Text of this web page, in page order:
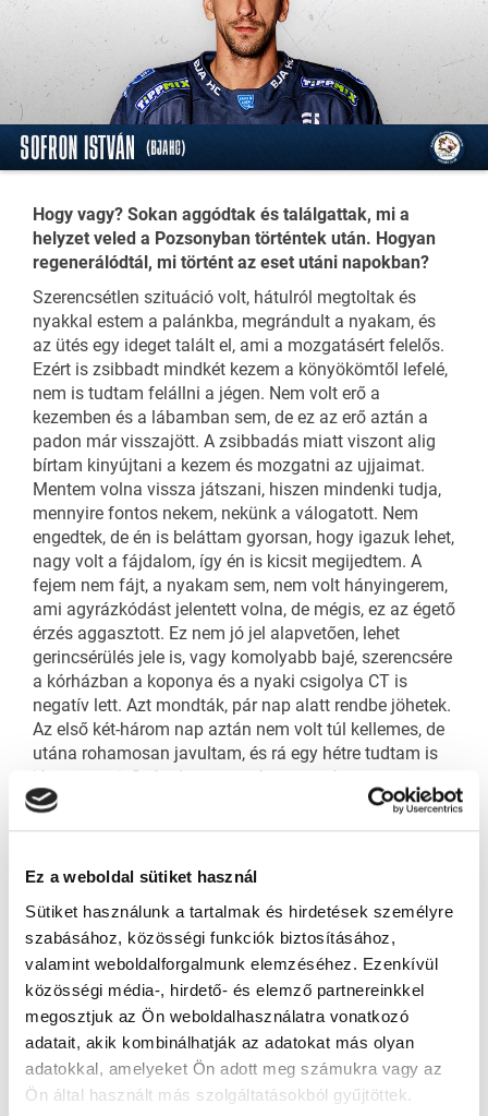
Ez a weboldal sütiket használ
Sütiket használunk a tartalmak és hirdetések személyre
szabásához, közösségi funkciók biztosításához,
valamint weboldalforgalmunk elemzéséhez. Ezenkívül
közösségi média-, hirdető- és elemző partnereinkkel
megosztjuk az Ön weboldalhasználatra vonatkozó
adatait, akik kombinálhatják az adatokat más olyan
adatokkal, amelyeket Ön adott meg számukra vagy az
Ön által használt más szolgáltatásokból gyűjtöttek.
Hogy vagy? Sokan aggódtak és találgattak, mi a
helyzet veled a Pozsonyban történtek után. Hogyan
regenerálódtál, mi történt az eset utáni napokban?
Szerencsétlen szituáció volt, hátulról megtoltak és
nyakkal estem a palánkba, megrándult a nyakam, és
az ütés egy ideget talált el, ami a mozgatásért felelős.
Ezért is zsibbadt mindkét kezem a könyökömtől lefelé,
nem is tudtam felállni a jégen. Nem volt erő a
kezemben és a lábamban sem, de ez az erő aztán a
padon már visszajött. A zsibbadás miatt viszont alig
bírtam kinyújtani a kezem és mozgatni az ujjaimat.
Mentem volna vissza játszani, hiszen mindenki tudja,
mennyire fontos nekem, nekünk a válogatott. Nem
engedtek, de én is beláttam gyorsan, hogy igazuk lehet,
nagy volt a fájdalom, így én is kicsit megijedtem. A
fejem nem fájt, a nyakam sem, nem volt hányingerem,
ami agyrázkódást jelentett volna, de mégis, ez az égető
érzés aggasztott. Ez nem jó jel alapvetően, lehet
gerincsérülés jele is, vagy komolyabb bajé, szerencsére
a kórházban a koponya és a nyaki csigolya CT is
negatív lett. Azt mondták, pár nap alatt rendbe jöhetek.
Az első két-három nap aztán nem volt túl kellemes, de
utána rohamosan javultam, és rá egy hétre tudtam is
jégre menni. Szóval szerencsésen megúsztam az
esetet.
A klubcsapatoddal gondolom, egyeztettél, mikor a
mindenképpen pihenjek, ne csináljak semmit, hogy
megnézzük, múlik-e a zsibbadás, és milyen tüneteim
vannak. Az első három nap után tényleg javult a
helyzet, aztán elkezdtem biciklizni, éreztem, hogy nem
erősödik a fájdalom terhelésre sem. Aztán
felmerészkedtem a jégre „lightosan”, és szép lassan
elmúlt minden, ráadásul jött a meccs, mindenképp
szerettem volna ott lenni a csapattal, és azt is éreztem,